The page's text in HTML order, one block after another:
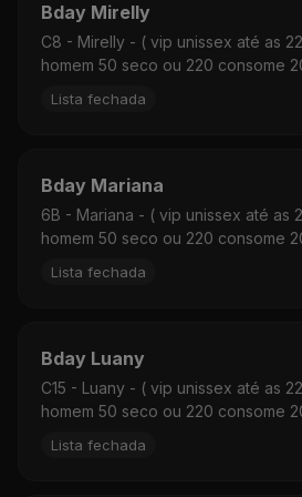
Bday Mirelly
C8 - Mirelly - ( vip unissex até as
homem 50 seco ou 220 consome
Lista fechada
Bday Mariana
6B - Mariana - ( vip unissex até as
homem 50 seco ou 220 consome
Lista fechada
Bday Luany
C15 - Luany - ( vip unissex até as
homem 50 seco ou 220 consome
Lista fechada